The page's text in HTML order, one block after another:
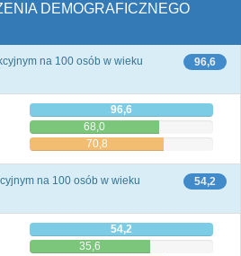
DEMOGRAFICZNEGO
96,6
na 100 osób w wieku
96,6
68,0
70,8
54,2
na 100 osób w wieku
54,2
35,6